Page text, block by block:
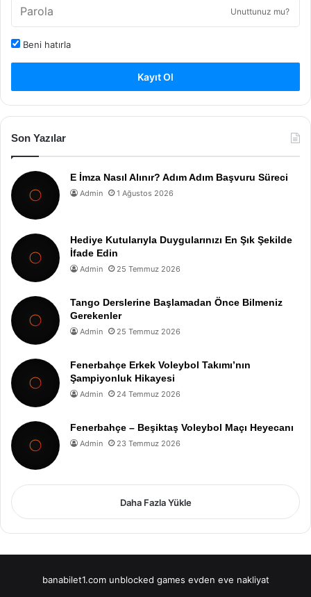
Unuttunuz mu?
Beni hatırla
Kayıt Ol
Son Yazılar
E İmza Nasıl Alınır? Adım Adım Başvuru Süreci
Admin 1 Ağustos 2026
Hediye Kutularıyla Duygularınızı En Şık Şekilde
İfade Edin
Admin 25 Temmuz 2026
Tango Derslerine Başlamadan Önce Bilmeniz
Gerekenler
Admin 25 Temmuz 2026
Fenerbahçe Erkek Voleybol Takımı’nın
Şampiyonluk Hikayesi
Admin 24 Temmuz 2026
Fenerbahçe – Beşiktaş Voleybol Maçı Heyecanı
Admin 23 Temmuz 2026
Daha Fazla Yükle
banabilet1.com unblocked games evden eve nakliyat